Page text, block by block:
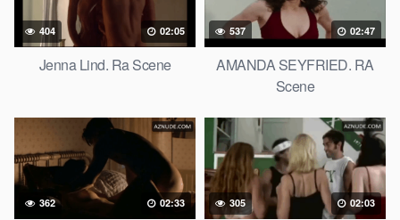
404 02:05
Jenna Lind. Ra Scene
537 02:47
AMANDA SEYFRIED. RA
Scene
362 02:33 305 02:03